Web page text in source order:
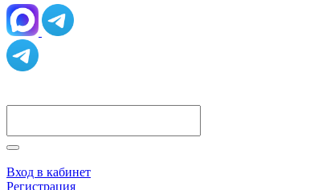
Вход в кабинет
Регистрация